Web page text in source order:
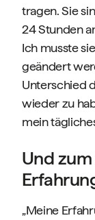
tragen. Sie
24 Stunden
Ich musste
geändert
Unterschied
wieder zu
mein
Und zum
„Meine